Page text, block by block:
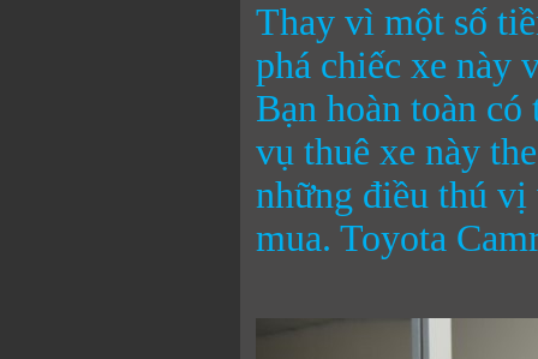
Thay vì một số
phá chiếc xe này
Bạn hoàn toàn
vụ thuê xe này
những điều thú
mua. Toyota